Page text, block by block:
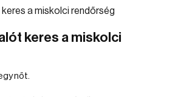
keres a miskolci
nőt.